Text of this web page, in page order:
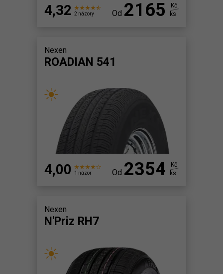
4,32 2 názory Od 2165
Kč
ks
Nexen
ROADIAN 541
4,00 1 názor Od 2354
Kč
ks
Nexen
N'Priz RH7